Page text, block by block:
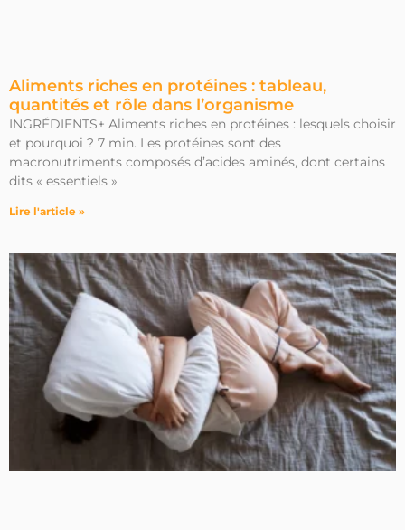
Aliments riches en protéines : tableau,
quantités et rôle dans l’organisme
INGRÉDIENTS+ Aliments riches en protéines : lesquels choisir
et pourquoi ? 7 min. Les protéines sont des
macronutriments composés d’acides aminés, dont certains
dits « essentiels »
Lire l'article »